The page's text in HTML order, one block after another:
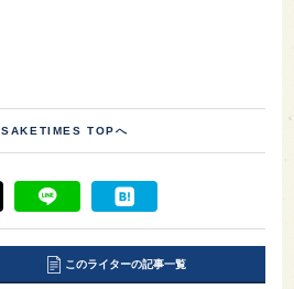
SAKETIMES TOPへ
このライターの記事一覧